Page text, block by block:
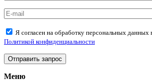
Я согласен на обработку персональных данных
Политикой конфиденциальности
Меню